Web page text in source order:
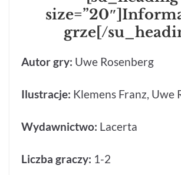
grze[/
Autor gry: Uwe Rosenberg
Ilustracje: Klemens Franz, Uwe
Wydawnictwo: Lacerta
Liczba graczy: 1-2